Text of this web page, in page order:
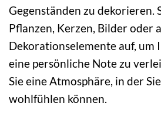
Gegenständen zu dekorieren.
Pflanzen, Kerzen, Bilder oder
Dekorationselemente auf, um
eine persönliche Note zu
Sie eine Atmosphäre, in der
wohlfühlen können.